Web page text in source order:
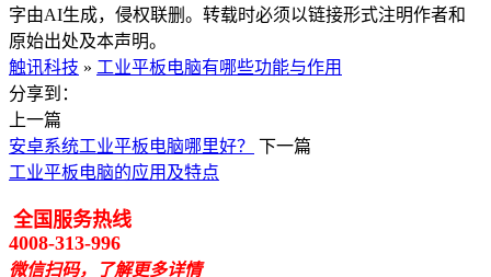
字由AI生成，侵权联删。转载时必须以链接形式注明作者和
原始出处及本声明。
触讯科技 » 工业平板电脑有哪些功能与作用
分享到：
上一篇
安卓系统工业平板电脑哪里好？
下一篇
工业平板电脑的应用及特点
全国服务热线
4008-313-996
微信扫码，了解更多详情